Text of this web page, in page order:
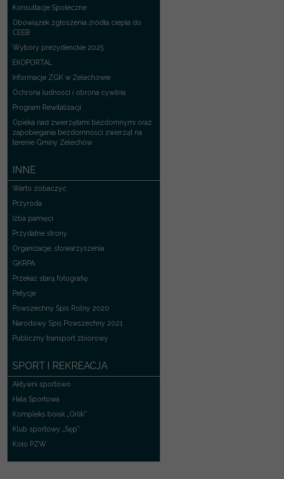
Konsultacje Społeczne
Obowiązek zgłoszenia źródła ciepła do
CEEB
Wybory prezydenckie 2025
EKOPORTAL
Informacje ZGK w Żelechowie
Ochrona ludności i obrona cywilna
Program Rewitalizacji
Opieka nad zwierzętami bezdomnymi oraz
zapobiegania bezdomności zwierząt na
terenie Gminy Żelechów
INNE
Warto zobaczyć
Przyroda
Izba pamięci
Przydatne strony
Organizacje, stowarzyszenia
GKRPA
Przekaż starą fotografię
Petycje
Powszechny Spis Rolny 2020
Narodowy Spis Powszechny 2021
Publiczny transport zbiorowy
SPORT I REKREACJA
Aktywni sportowo
Hala Sportowa
Kompleks boisk „Orlik”
Klub sportowy „Sęp”
Koło PZW